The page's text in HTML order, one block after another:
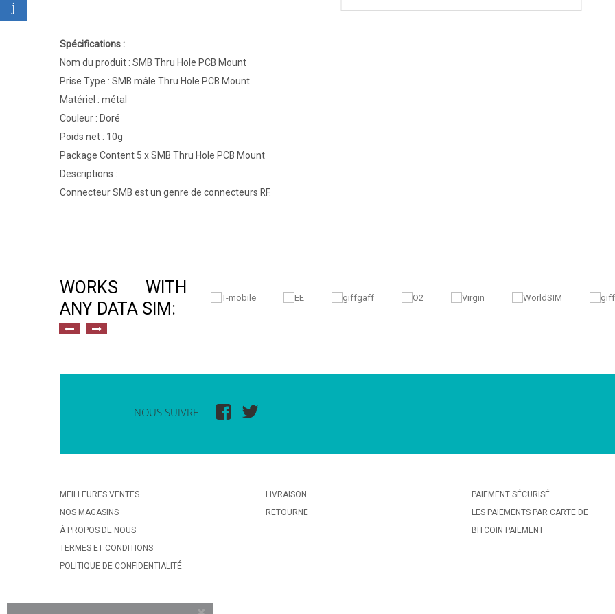
Spécifications :
Nom du produit : SMB Thru Hole PCB Mount
Prise Type : SMB mâle Thru Hole PCB Mount
Matériel : métal
Couleur : Doré
Poids net : 10g
Package Content 5 x SMB Thru Hole PCB Mount
Descriptions :
Connecteur SMB est un genre de connecteurs RF.
WORKS WITH
ANY DATA SIM:
NOUS SUIVRE
MEILLEURES VENTES
NOS MAGASINS
À PROPOS DE NOUS
TERMES ET CONDITIONS
POLITIQUE DE CONFIDENTIALITÉ
LIVRAISON
RETOURNE
PAIEMENT SÉCURISÉ
LES PAIEMENTS PAR CARTE DE
BITCOIN PAIEMENT